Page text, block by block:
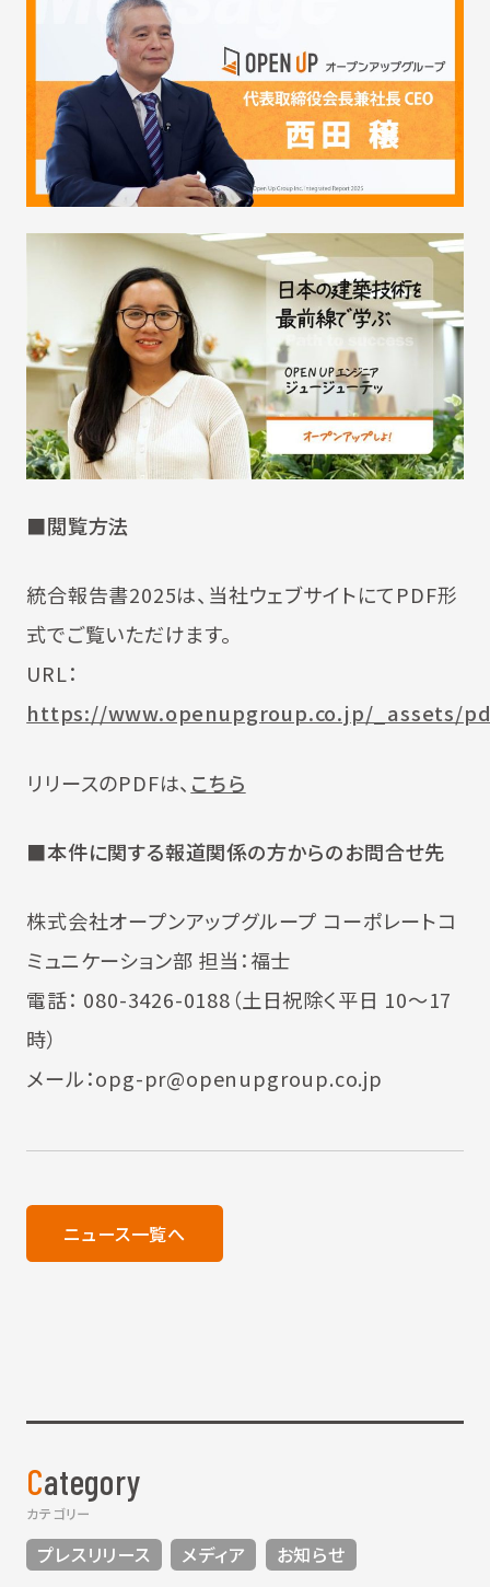
■閲覧方法
統合報告書2025は、当社ウェブサイトにてPDF形
式でご覧いただけます。
URL：
https://www.openupgroup.co.jp/_assets/
リリースのPDFは、 こちら
■本件に関する報道関係の方からのお問合せ先
株式会社オープンアップグループ コーポレートコ
ミュニケーション部 担当：福士
電話： 080-3426-0188（土日祝除く平日 10～17
時）
メール：opg-pr@openupgroup.co.jp
ニュース一覧へ
Category
カテゴリー
プレスリリース メディア お知らせ